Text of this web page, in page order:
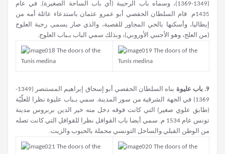
(1349-1369)، وسماه باب الرحيبة (أي باب الساحة الصغيرة). في عام
1435م قام السلطان الحفصي أبو عمرو عثمان باستدعاء عائلة أمه من
إيطاليا، وأسكنها بالحي المجاور للقصبة، والذي صار يسمى رحبة العلوج
(من العلج، وهو الأجنبي الأوروبي)، وبذلك سمي الباب بـباب العلوج.
9. باب عليوة
بناه السلطان الحفصي أبو إسحاق إبراهيم المستنصر (1349-
1369) في الجهة الشرقية من سور المدينة. سمي بـباب عليوة نظرا للعلّيّة
(طابق علوي صغير) التي كانت فوقه دخل منه خير الدين بربروس مدينة
تونس عام 1534 م. سمي أيضا باب القوافل نظرا للقوافل التي كانت تصله
من الوطن القبلي والساحل التونسي محملة بالحبوب والزيت.